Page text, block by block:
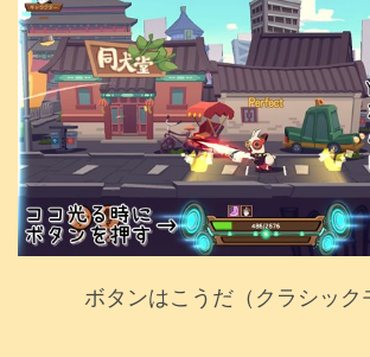
ボタンはこうだ（クラシック